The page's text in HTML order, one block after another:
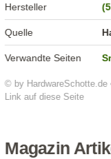
© by HardwareSchotte.de
Link auf diese Seite
Hersteller
Quelle
Verwandte Seiten
Magazin